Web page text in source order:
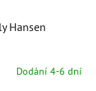
Hansen
Dodání 4-6 dní